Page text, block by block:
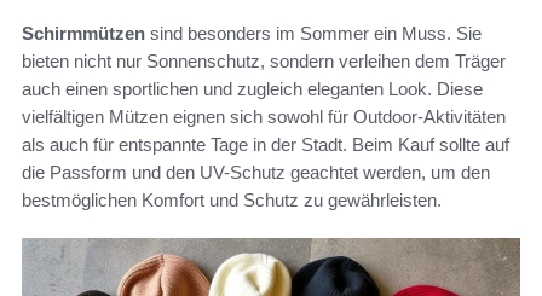
Schirmmützen sind besonders im Sommer ein Muss. Sie
bieten nicht nur Sonnenschutz, sondern verleihen dem Träger
auch einen sportlichen und zugleich eleganten Look. Diese
vielfältigen Mützen eignen sich sowohl für Outdoor-Aktivitäten
als auch für entspannte Tage in der Stadt. Beim Kauf sollte auf
die Passform und den UV-Schutz geachtet werden, um den
bestmöglichen Komfort und Schutz zu gewährleisten.